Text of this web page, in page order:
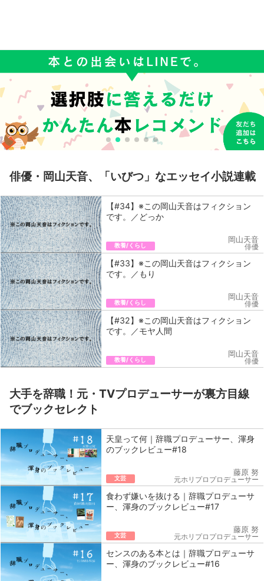
俳優・岡山天音、「いびつ」なエッセイ小説連載
【#34】※この岡山天音はフィクション
です。／どっか
教養/くらし
岡山天音
俳優
【#33】※この岡山天音はフィクション
です。／もり
教養/くらし
岡山天音
俳優
【#32】※この岡山天音はフィクション
です。／モヤ人間
教養/くらし
岡山天音
俳優
大手を辞職！元・TVプロデューサーが裏方目線
でブックセレクト
天皇って何｜辞職プロデューサー、渾身
のブックレビュー#18
文芸
藤原 努
元ホリプロプロデューサー
食わず嫌いを抜ける｜辞職プロデューサ
ー、渾身のブックレビュー#17
文芸
藤原 努
元ホリプロプロデューサー
センスのある本とは｜辞職プロデューサ
ー、渾身のブックレビュー#16